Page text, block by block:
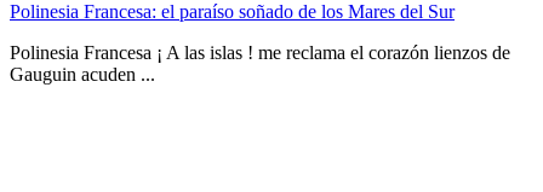
Polinesia Francesa: el paraíso soñado de los Mares del Sur
Polinesia Francesa ¡ A las islas ! me reclama el corazón lienzos de
Gauguin acuden ...